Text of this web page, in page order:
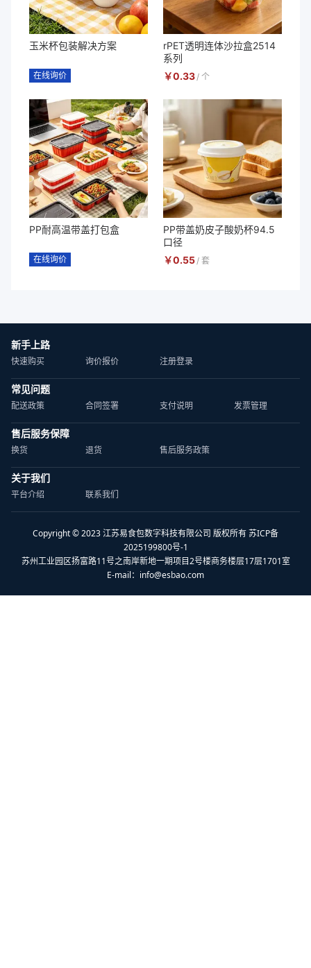
玉米杯包装解决方案
在线询价
rPET透明连体沙拉盒2514
系列
￥0.33 / 个
PP耐高温带盖打包盒
在线询价
PP带盖奶皮子酸奶杯94.5
口径
￥0.55 / 套
新手上路
快速购买 询价报价 注册登录
常见问题
配送政策 合同签署 支付说明 发票管理
售后服务保障
换货 退货 售后服务政策
关于我们
平台介绍 联系我们
Copyright © 2023 江苏易食包数字科技有限公司 版权所有 苏ICP备
2025199800号-1
苏州工业园区扬富路11号之南岸新地一期项目2号楼商务楼层17层1701室
E-mail： info@esbao.com